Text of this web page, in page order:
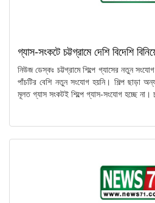
গ্যাস-সংকটে চট্টগ্রামে দেশি বিদেশি
নিউজ ডেস্কঃ চট্টগ্রামে শিল্পে গ্যাসের নতুন
পাঁচটির বেশি নতুন সংযোগ হয়নি। শিল্প ছাড়া
মূলত গ্যাস সংকটই শিল্পে গ্যাস-সংযোগ হচ্ছে না।